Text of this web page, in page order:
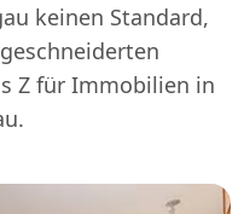
keinen Standard,
Z für Immobilien in